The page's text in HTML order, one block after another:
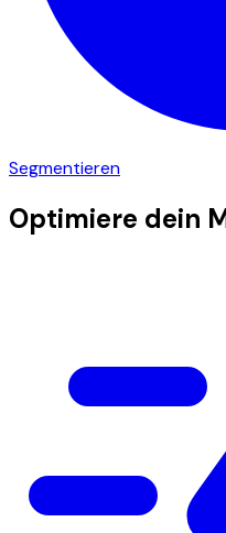
Segmentieren
Optimiere dein